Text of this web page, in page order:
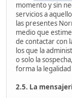
momento y sin
servicios a
las presentes
medio que
de contactar con
los que la
o solo la
forma la
2.5. La